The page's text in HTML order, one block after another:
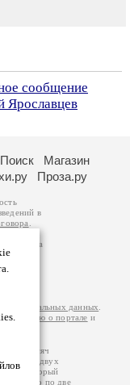
сообщение
Ярославцев
Поиск
Магазин
Проза.ру
в
авторам
возможна
за
на
персональных данных
о портале и
200 тысяч
более двух
который
указано по две